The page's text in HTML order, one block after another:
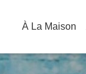
À La Maison